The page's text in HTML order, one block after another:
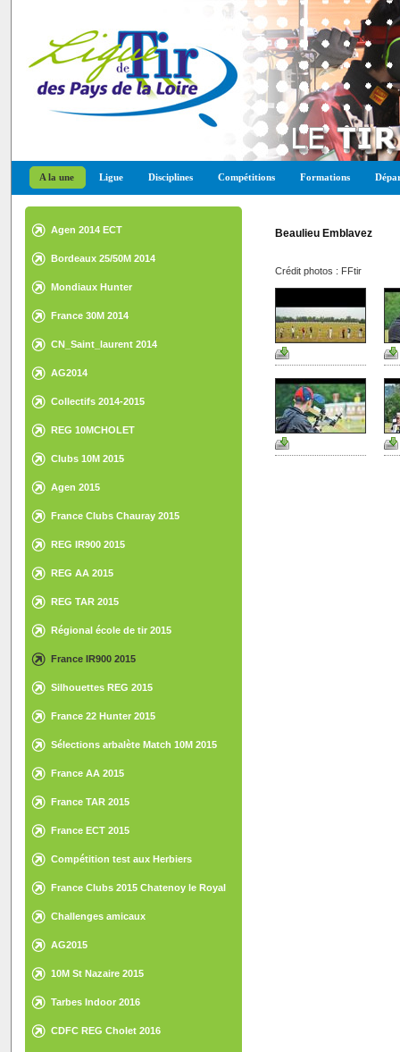
A la une Ligue Disciplines Compétitions Formations
Agen 2014 ECT
Bordeaux 25/50M 2014
Mondiaux Hunter
France 30M 2014
CN_Saint_laurent 2014
AG2014
Collectifs 2014-2015
REG 10MCHOLET
Clubs 10M 2015
Agen 2015
France Clubs Chauray 2015
REG IR900 2015
REG AA 2015
REG TAR 2015
Régional école de tir 2015
France IR900 2015
Silhouettes REG 2015
France 22 Hunter 2015
Sélections arbalète Match 10M 2015
France AA 2015
France TAR 2015
France ECT 2015
Compétition test aux Herbiers
France Clubs 2015 Chatenoy le Royal
Challenges amicaux
AG2015
10M St Nazaire 2015
Tarbes Indoor 2016
CDFC REG Cholet 2016
Beaulieu Emblavez
Crédit photos : FFtir